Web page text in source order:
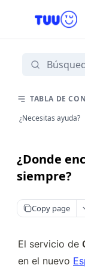
¿Donde
siempre?
Copy page
El servicio de
en el nuevo
TABLA DE
¿Necesitas ayuda?